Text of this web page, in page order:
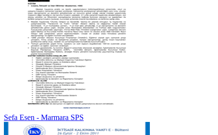
Sefa Esen - Marmara SPS